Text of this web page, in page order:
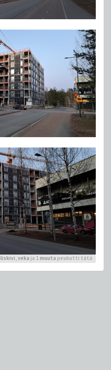
,veka ja 1 muuta peukutti tätä